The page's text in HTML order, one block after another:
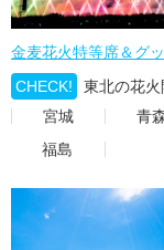
金麦花火特等席＆グ
CHECK!
東北の花
宮城
青
福島